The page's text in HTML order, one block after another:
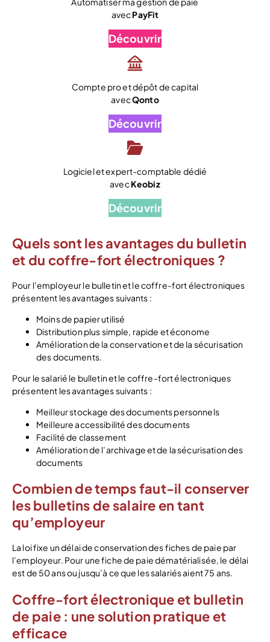
avecPayFit
Découvrir
Compte pro et dépôt de capital
avecQonto
Découvrir
Logiciel et expert-comptable dédié
avecKeobiz
Découvrir
Quels sont les avantages du bulletin
et du coffre-fort électroniques ?
Pour l’employeur le bulletin et le coffre-fort électroniques
présentent les avantages suivants :
Moins de papier utilisé
Distribution plus simple, rapide et économe
Amélioration de la conservation et de la sécurisation
des documents.
Pour le salarié le bulletin et le coffre-fort électroniques
présentent les avantages suivants :
Meilleur stockage des documents personnels
Meilleure accessibilité des documents
Facilité de classement
Amélioration de l’archivage et de la sécurisation des
documents
Combien de temps faut-il conserver
les bulletins de salaire en tant
qu’employeur
La loi fixe un délai de conservation des fiches de paie par
l’employeur. Pour une fiche de paie dématérialisée, le délai
est de 50 ans ou jusqu’à ce que les salariés aient 75 ans.
Coffre-fort électronique et bulletin
de paie : une solution pratique et
efficace